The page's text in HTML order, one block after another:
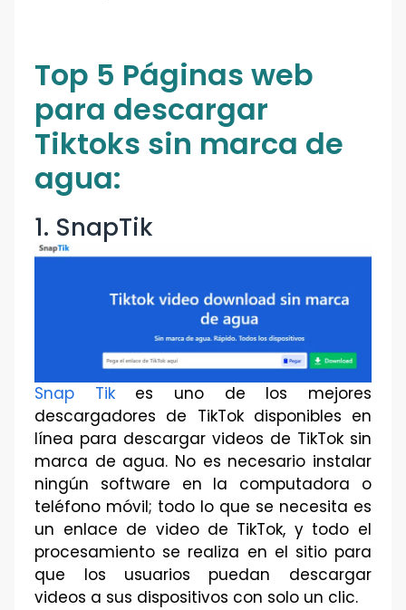
Top 5 Páginas web
para descargar
Tiktoks sin marca de
agua:
1. SnapTik
Snap Tikes uno de los mejores
descargadores de TikTok disponibles en
línea para descargar videos de TikTok sin
marca de agua. No es necesario instalar
ningún software en la computadora o
teléfono móvil; todo lo que se necesita es
un enlace de video de TikTok, y todo el
procesamiento se realiza en el sitio para
que los usuarios puedan descargar
videos a sus dispositivos con solo un clic.